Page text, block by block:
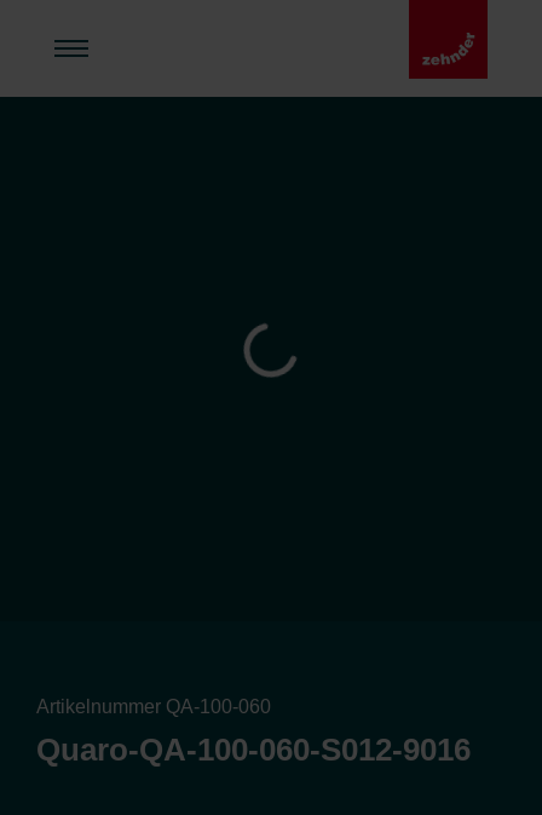
Artikelnummer QA-100-060
Quaro-QA-100-060-S012-9016